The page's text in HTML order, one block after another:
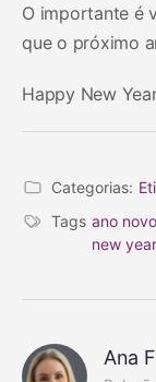
O importante é
que o próximo
Happy New
Categorias:
Tags ano novo
new year
Ana